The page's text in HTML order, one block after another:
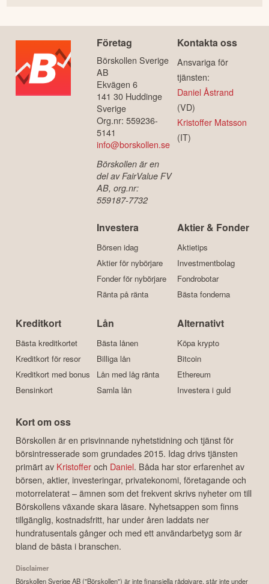
Företag
Börskollen Sverige
AB
Ekvägen 6
141 30 Huddinge
Sverige
Org.nr: 559236-
5141
info@borskollen.se
Börskollen är en
del av FairValue FV
AB, org.nr:
559187-7732
Kontakta oss
Ansvariga för
tjänsten:
Daniel Åstrand
(VD)
Kristoffer Matsson
(IT)
Investera
Börsen idag
Aktier för nybörjare
Fonder för nybörjare
Ränta på ränta
Aktier & Fonder
Aktietips
Investmentbolag
Fondrobotar
Bästa fonderna
Kreditkort
Bästa kreditkortet
Kreditkort för resor
Kreditkort med bonus
Bensinkort
Lån
Bästa lånen
Billiga lån
Lån med låg ränta
Samla lån
Alternativt
Köpa krypto
Bitcoin
Ethereum
Investera i guld
Kort om oss
Börskollen är en prisvinnande nyhetstidning och tjänst för
börsintresserade som grundades 2015. Idag drivs tjänsten
primärt av Kristofferoch Daniel. Båda har stor erfarenhet av
börsen, aktier, investeringar, privatekonomi, företagande och
motorrelaterat – ämnen som det frekvent skrivs nyheter om till
Börskollens växande skara läsare. Nyhetsappen som finns
tillgänglig, kostnadsfritt, har under åren laddats ner
hundratusentals gånger och med ett användarbetyg som är
bland de bästa i branschen.
Disclaimer
Börskollen Sverige AB ("Börskollen") är inte finansiella rådgivare, står inte under